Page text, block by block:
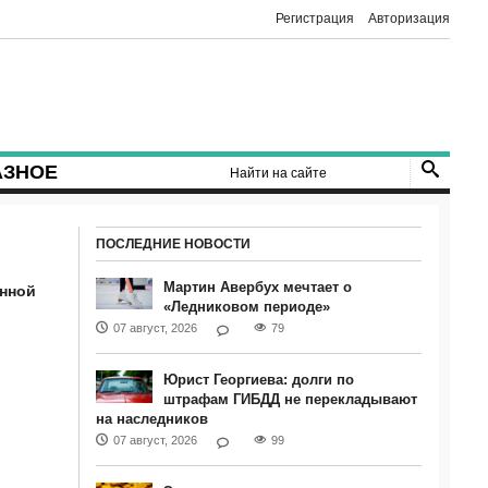
Регистрация Авторизация
ПОСЛЕДНИЕ НОВОСТИ
Мартин Авербух мечтает о
«Ледниковом периоде»
07 август, 2026 79
Юрист Георгиева: долги по
штрафам ГИБДД не перекладывают
на наследников
07 август, 2026 99